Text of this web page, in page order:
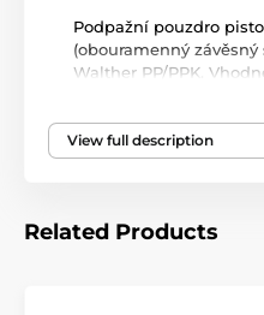
Podpažní pouzdro
(obouramenný
Walther PP/PPK.
podobných rozměrů.
View full description
Related Products